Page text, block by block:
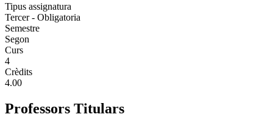
Tipus assignatura
Tercer - Obligatoria
Semestre
Segon
Curs
4
Crèdits
4.00
Professors Titulars